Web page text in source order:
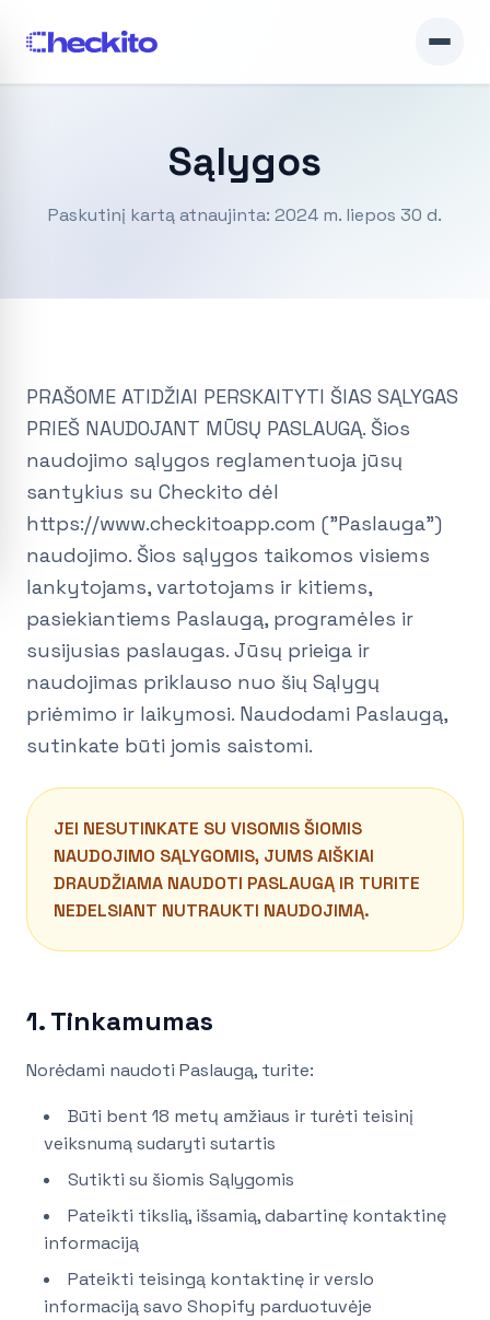
Sąlygos
Paskutinį kartą atnaujinta: 2024 m. liepos 30 d.
PRAŠOME ATIDŽIAI PERSKAITYTI ŠIAS SĄLYGAS
PRIEŠ NAUDOJANT MŪSŲ PASLAUGĄ. Šios
naudojimo sąlygos reglamentuoja jūsų
santykius su Checkito dėl
https://www.checkitoapp.com ("Paslauga")
naudojimo. Šios sąlygos taikomos visiems
lankytojams, vartotojams ir kitiems,
pasiekiantiems Paslaugą, programėles ir
susijusias paslaugas. Jūsų prieiga ir
naudojimas priklauso nuo šių Sąlygų
priėmimo ir laikymosi. Naudodami Paslaugą,
sutinkate būti jomis saistomi.
JEI NESUTINKATE SU VISOMIS ŠIOMIS
NAUDOJIMO SĄLYGOMIS, JUMS AIŠKIAI
DRAUDŽIAMA NAUDOTI PASLAUGĄ IR TURITE
NEDELSIANT NUTRAUKTI NAUDOJIMĄ.
1. Tinkamumas
Norėdami naudoti Paslaugą, turite:
Būti bent 18 metų amžiaus ir turėti teisinį
veiksnumą sudaryti sutartis
Sutikti su šiomis Sąlygomis
Pateikti tikslią, išsamią, dabartinę kontaktinę
informaciją
Pateikti teisingą kontaktinę ir verslo
informaciją savo Shopify parduotuvėje